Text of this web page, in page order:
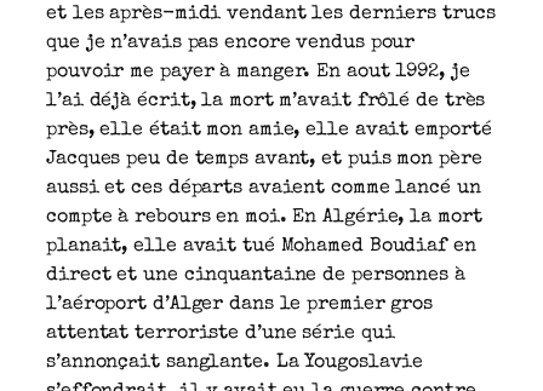
et les après-midi vendant les derniers trucs
que je n’avais pas encore vendus pour
pouvoir me payer à manger. En aout 1992, je
l’ai déjà écrit, la mort m’avait frôlé de très
près, elle était mon amie, elle avait emporté
Jacques peu de temps avant, et puis mon père
aussi et ces départs avaient comme lancé un
compte à rebours en moi. En Algérie, la mort
planait, elle avait tué Mohamed Boudiaf en
direct et une cinquantaine de personnes à
l’aéroport d’Alger dans le premier gros
attentat terroriste d’une série qui
s’annonçait sanglante. La Yougoslavie